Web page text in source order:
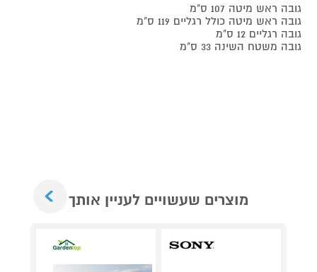
גובה ראש מיטה 107 ס"מ
גובה ראש מיטה כולל רגליים 119 ס"מ
גובה רגליים 12 ס"מ
גובה משטח השינה 33 ס"מ
מוצרים שעשויים לעניין אותך